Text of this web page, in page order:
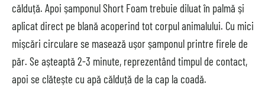
călduță. Apoi șamponul Short Foam trebuie diluat în palmă și
aplicat direct pe blană acoperind tot corpul animalului. Cu mici
mișcări circulare se masează ușor șamponul printre firele de
păr. Se așteaptă 2-3 minute, reprezentând timpul de contact,
apoi se clătește cu apă călduță de la cap la coadă.